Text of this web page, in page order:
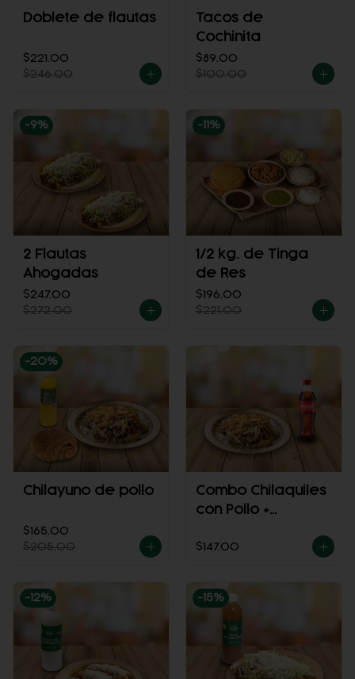
Doblete de flautas
$221.00
$246.00
Tacos de
Cochinita
$89.00
$100.00
-9%
2 Flautas
Ahogadas
$247.00
$272.00
-11 %
1/2 kg. de Tinga
de Res
$196.00
$221.00
-20%
Chilayuno de pollo
$165.00
$205.00
Combo Chilaquiles
con Pollo +
$147.00
-12% -15%